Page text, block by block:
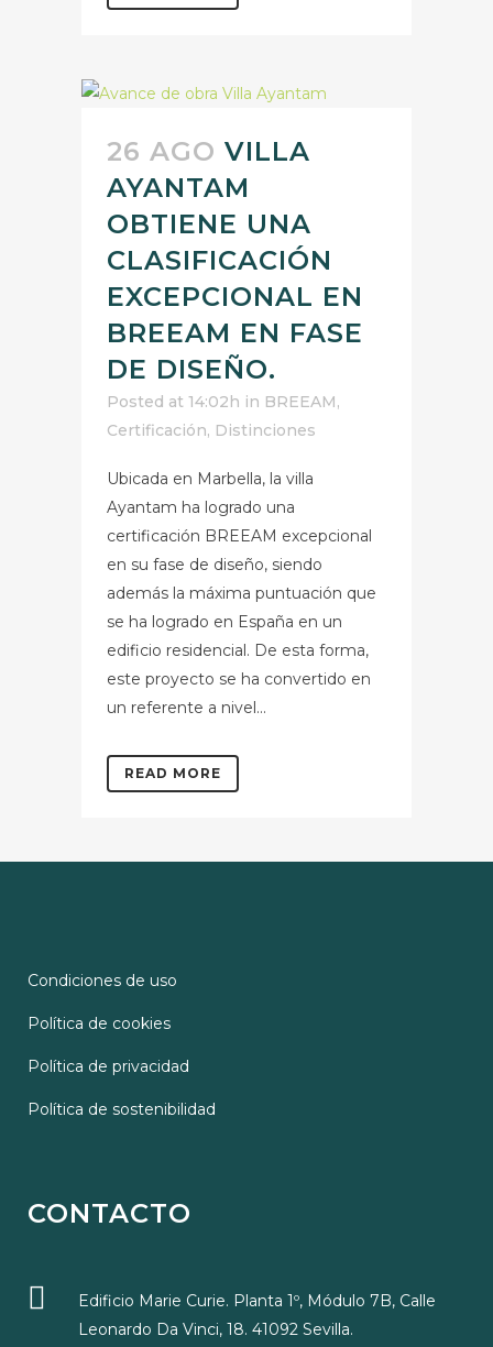
26 AGO VILLA
AYANTAM
OBTIENE UNA
CLASIFICACIÓN
EXCEPCIONAL EN
BREEAM EN FASE
DE DISEÑO.
Posted at 14:02h in BREEAM,
Certificación, Distinciones
Ubicada en Marbella, la villa
Ayantam ha logrado una
certificación BREEAM excepcional
en su fase de diseño, siendo
además la máxima puntuación que
se ha logrado en España en un
edificio residencial. De esta forma,
este proyecto se ha convertido en
un referente a nivel...
READ MORE
Condiciones de uso
Política de cookies
Política de privacidad
Política de sostenibilidad
CONTACTO
Edificio Marie Curie. Planta 1º, Módulo 7B, Calle
Leonardo Da Vinci, 18. 41092 Sevilla.